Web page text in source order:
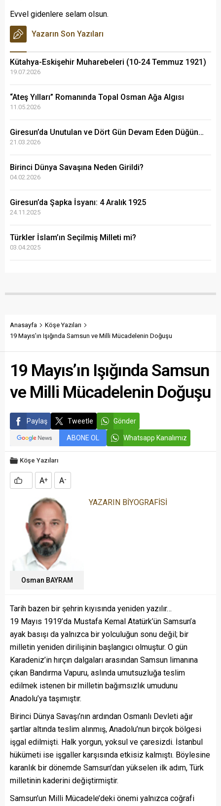
Evvel gidenlere selam olsun.
Yazarın Son Yazıları
Kütahya-Eskişehir Muharebeleri (10-24 Temmuz 1921)
19.07.2026
“Ateş Yılları” Romanında Topal Osman Ağa Algısı
11.05.2026
Giresun’da Unutulan ve Dört Gün Devam Eden Düğün…
21.03.2026
Birinci Dünya Savaşına Neden Girildi?
04.02.2026
Giresun’da Şapka İsyanı: 4 Aralık 1925
24.11.2025
Türkler İslam’ın Seçilmiş Milleti mi?
03.04.2025
Anasayfa
Köşe Yazıları
19 Mayıs’ın Işığında Samsun ve Milli Mücadelenin Doğuşu
19 Mayıs’ın Işığında Samsun
ve Milli Mücadelenin Doğuşu
Paylaş Tweetle Gönder
ABONE OL Whatsapp Kanalımız
Köşe Yazıları
A+ A-
Osman BAYRAM
YAZARIN BİYOGRAFİSİ
Tarih bazen bir şehrin kıyısında yeniden yazılır…
19 Mayıs 1919’da Mustafa Kemal Atatürk’ün Samsun’a
ayak basışı da yalnızca bir yolculuğun sonu değil; bir
milletin yeniden dirilişinin başlangıcı olmuştur. O gün
Karadeniz’in hırçın dalgaları arasından Samsun limanına
çıkan Bandırma Vapuru, aslında umutsuzluğa teslim
edilmek istenen bir milletin bağımsızlık umudunu
Anadolu’ya taşımıştır.
Birinci Dünya Savaşı’nın ardından Osmanlı Devleti ağır
şartlar altında teslim alınmış, Anadolu’nun birçok bölgesi
işgal edilmişti. Halk yorgun, yoksul ve çaresizdi. İstanbul
hükümeti ise işgaller karşısında etkisiz kalmıştı. Böylesine
karanlık bir dönemde Samsun’dan yükselen ilk adım, Türk
milletinin kaderini değiştirmiştir.
Samsun’un Milli Mücadele’deki önemi yalnızca coğrafi